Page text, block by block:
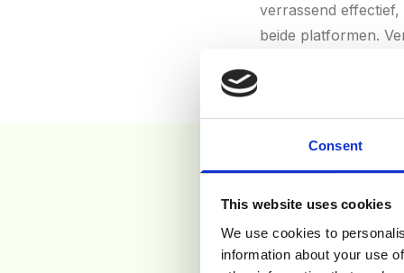
Consent
This website uses cookies
We use cookies to
information about your use
verrassend
beide platformen.
2. TARGETING
Het verschil in